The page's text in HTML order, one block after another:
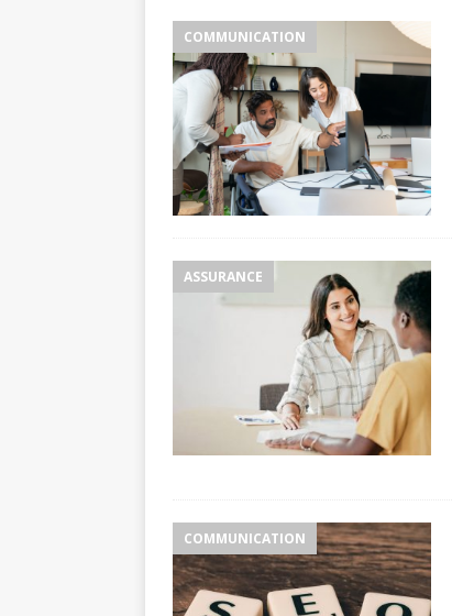
COMMUNICATION
ASSURANCE
COMMUNICATION